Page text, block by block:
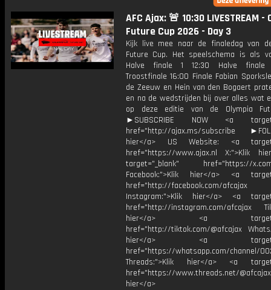
AFC Ajax: 🚨 10:30 LIVESTREAM -
Future Cup 2026 - Day 3
Kijk live mee naar de finaledag van
Future Cup. Het speelschema is als
Halve finale 1 12:30 Halve finale
Troostfinale 16:00 Finale Fabian
de Zeeuw en Hein van den Bogaert
en na de wedstrijden bij over alles wat
op deze editie van de Olympia
►SUBSCRIBE NOW <a
href="http://ajax.ms/subscribe
hier</a> US Website: <a
href="https://www.ajax.nl X:">Klik
target="_blank" href="https://x.com/
Facebook:">Klik hier</a> <a
href="http://facebook.com/afcajax
Instagram:">Klik hier</a> <a
href="http://instagram.com/afcajax
hier</a> <a
href="http://tiktok.com/@afcajax
hier</a> <a
href="https://whatsapp.com/channel/
Threads:">Klik hier</a> <a
href="https://www.threads.net/
hier</a>